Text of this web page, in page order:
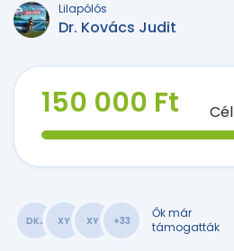
Lilapólós
Dr. Kovács Judit
150 000 Ft Cél
DKJ XY XY +33
Ők már
támogatták